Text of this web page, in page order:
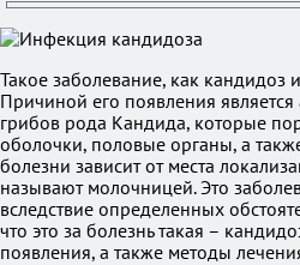
Такое заболевание, как кандидоз
Причиной его появления
грибов рода Кандида, которые
оболочки, половые органы, а
болезни зависит от места
называют молочницей. Это
вследствие определенных
что это за болезнь такая –
появления, а также методы